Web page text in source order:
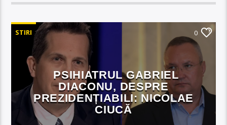
STIRI 0
PSIHIATRUL GABRIEL
DIACONU, DESPRE
PREZIDENȚIABILI: NICOLAE
CIUCĂ